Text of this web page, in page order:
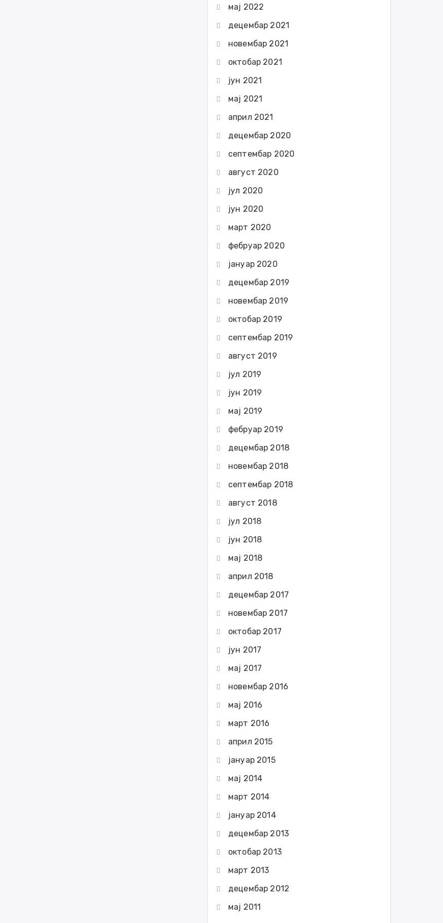
мај 2022
децембар 2021
новембар 2021
октобар 2021
јун 2021
мај 2021
април 2021
децембар 2020
септембар 2020
август 2020
јул 2020
јун 2020
март 2020
фебруар 2020
јануар 2020
децембар 2019
новембар 2019
октобар 2019
септембар 2019
август 2019
јул 2019
јун 2019
мај 2019
фебруар 2019
децембар 2018
новембар 2018
септембар 2018
август 2018
јул 2018
јун 2018
мај 2018
април 2018
децембар 2017
новембар 2017
октобар 2017
јун 2017
мај 2017
новембар 2016
мај 2016
март 2016
април 2015
јануар 2015
мај 2014
март 2014
јануар 2014
децембар 2013
октобар 2013
март 2013
децембар 2012
мај 2011